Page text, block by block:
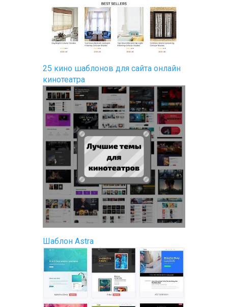
25 кино шаблонов для сайта онлайн
кинотеатра
Шаблон Astra